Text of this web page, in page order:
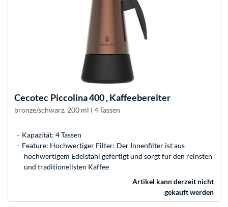
Cecotec Piccolina 400 , Kaffeebereiter
bronze/schwarz, 200 ml I 4 Tassen
Kapazität: 4 Tassen
Feature: Hochwertiger Filter: Der Innenfilter ist aus
hochwertigem Edelstahl gefertigt und sorgt für den reinsten
und traditionellsten Kaffee
Artikel kann derzeit nicht
gekauft werden